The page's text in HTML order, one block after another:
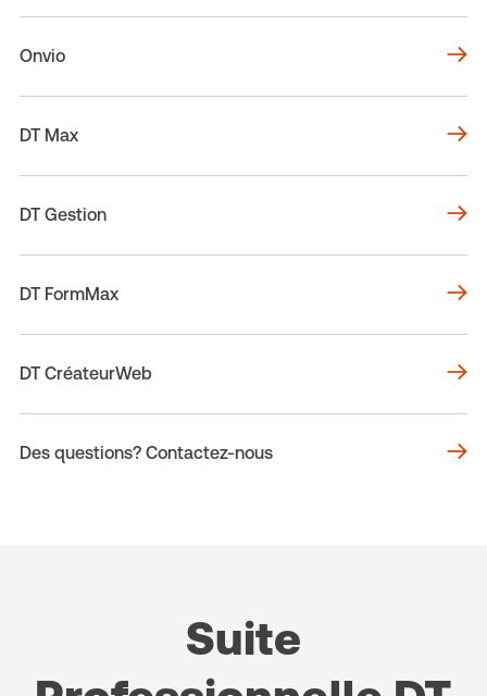
Onvio
DT Max
DT Gestion
DT FormMax
DT CréateurWeb
Des questions? Contactez-nous
Suite